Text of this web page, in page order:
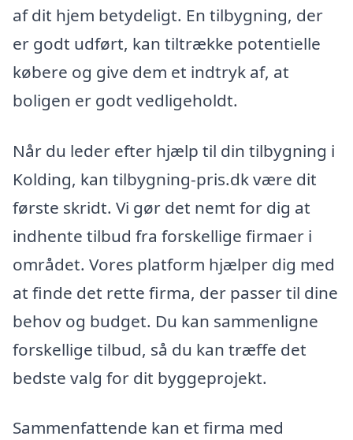
af dit hjem betydeligt. En tilbygning, der
er godt udført, kan tiltrække potentielle
købere og give dem et indtryk af, at
boligen er godt vedligeholdt.
Når du leder efter hjælp til din tilbygning i
Kolding, kan tilbygning-pris.dk være dit
første skridt. Vi gør det nemt for dig at
indhente tilbud fra forskellige firmaer i
området. Vores platform hjælper dig med
at finde det rette firma, der passer til dine
behov og budget. Du kan sammenligne
forskellige tilbud, så du kan træffe det
bedste valg for dit byggeprojekt.
Sammenfattende kan et firma med